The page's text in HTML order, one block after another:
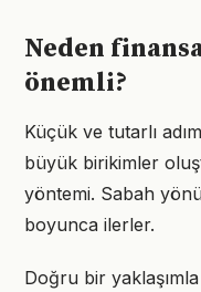
Neden
önemli?
Küçük ve tutarlı
büyük birikimler
yöntemi. Sabah
boyunca ilerler.
Doğru bir yaklaşımla